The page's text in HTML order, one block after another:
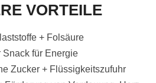
VORTEILE
+ Folsäure
Snack für Energie
Zucker + Flüssigkeitszufuhr